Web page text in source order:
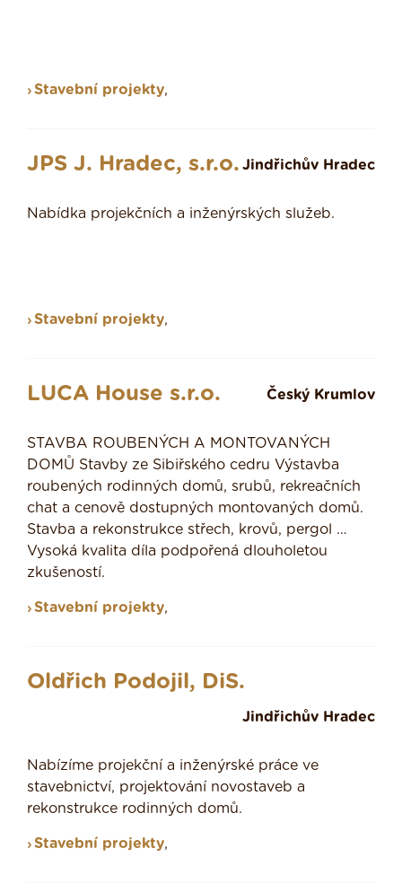
Stavební projekty,
JPS J. Hradec, s.r.o. Jindřichův Hradec
Nabídka projekčních a inženýrských služeb.
Stavební projekty,
LUCA House s.r.o. Český Krumlov
STAVBA ROUBENÝCH A MONTOVANÝCH
DOMŮ Stavby ze Sibiřského cedru Výstavba
roubených rodinných domů, srubů, rekreačních
chat a cenově dostupných montovaných domů.
Stavba a rekonstrukce střech, krovů, pergol …
Vysoká kvalita díla podpořená dlouholetou
zkušeností.
Stavební projekty,
Oldřich Podojil, DiS.
Jindřichův Hradec
Nabízíme projekční a inženýrské práce ve
stavebnictví, projektování novostaveb a
rekonstrukce rodinných domů.
Stavební projekty,